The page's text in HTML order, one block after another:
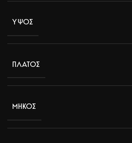
ΥΨΟΣ
ΠΛΑΤΟΣ
ΜΗΚΟΣ